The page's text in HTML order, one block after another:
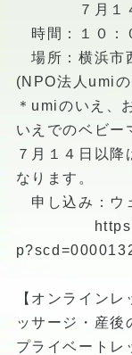
７月１４
時間：１０：
場所：横浜市
(NPO法人umiの
＊umiのいえ、
いえでのベビー
７月１４日以降
なります。
申し込み：ウ
【オンライン
ッサージ・産後
プライベートレ